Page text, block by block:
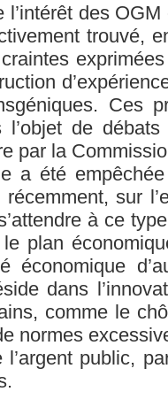
l’intérêt des
trouvé,
Ces
l’objet de
par la
a été
sur
à ce
plan
économique
dans
comme le
normes
public,